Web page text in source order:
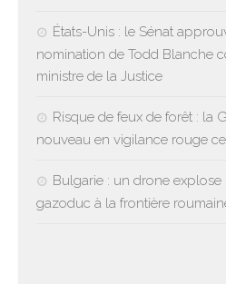
États-Unis : le Sénat
nomination de Todd Blanche
ministre de la Justice
Risque de feux de forêt : la
nouveau en vigilance rouge
Bulgarie : un drone explose
gazoduc à la frontière